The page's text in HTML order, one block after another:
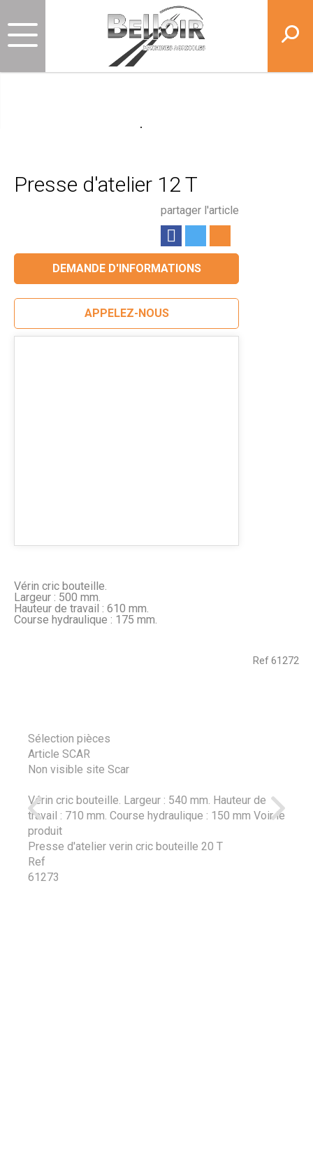
Presse d'atelier 12 T
Ref61272
partager l'article
Vérin cric bouteille.
Largeur : 500 mm.
Hauteur de travail : 610 mm.
Course hydraulique : 175 mm.
DEMANDE D'INFORMATIONS
APPELEZ-NOUS
Sélection pièces
Article SCAR
Non visible site Scar
Vérin cric bouteille. Largeur : 540 mm. Hauteur de
travail : 710 mm. Course hydraulique : 150 mm Voir le
produit
Presse d'atelier verin cric bouteille 20 T
Ref
61273